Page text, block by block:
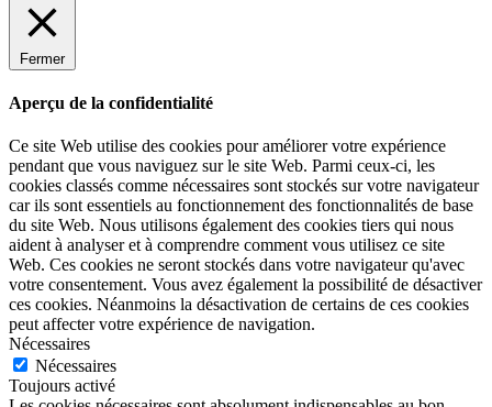
Fermer
Aperçu de la confidentialité
Ce site Web utilise des cookies pour améliorer votre expérience
pendant que vous naviguez sur le site Web. Parmi ceux-ci, les
cookies classés comme nécessaires sont stockés sur votre navigateur
car ils sont essentiels au fonctionnement des fonctionnalités de base
du site Web. Nous utilisons également des cookies tiers qui nous
aident à analyser et à comprendre comment vous utilisez ce site
Web. Ces cookies ne seront stockés dans votre navigateur qu'avec
votre consentement. Vous avez également la possibilité de désactiver
ces cookies. Néanmoins la désactivation de certains de ces cookies
peut affecter votre expérience de navigation.
Nécessaires
Nécessaires
Toujours activé